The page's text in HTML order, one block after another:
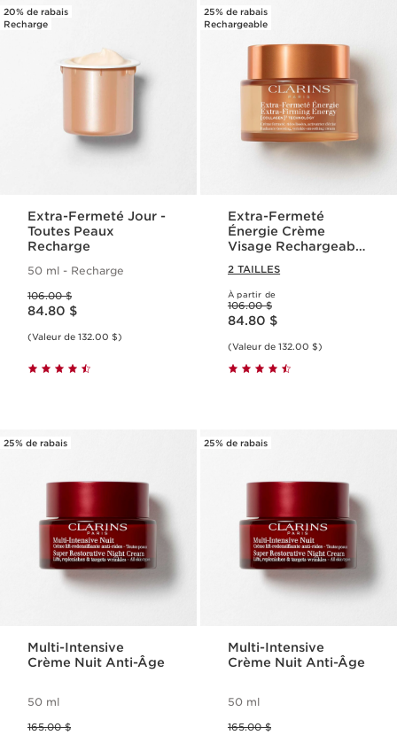
20% de rabais
Recharge
Extra-Fermeté Jour -
Toutes Peaux
Recharge
50 ml - Recharge
106.00 $
Nouveau prix 84.80 $
84.80 $
(Valeur de 132.00 $)
25% de rabais
Rechargeable
Extra-Fermeté
Énergie Crème
Visage Rechargeable
Collagène et
Niacinamide
2 TAILLES
À partir de
Ancien prix 106.00 $
106.00 $
Nouveau prix 84.80 $
84.80 $
(Valeur de 132.00 $)
25% de rabais
Multi-Intensive
Crème Nuit Anti-Âge
50 ml
165.00 $
25% de rabais
Multi-Intensive
Crème Nuit Anti-Âge
50 ml
165.00 $